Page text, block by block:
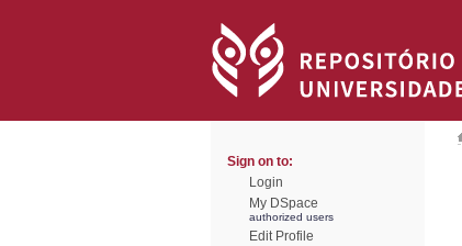
Sign on to:
Login
My DSpace
authorized users
Edit Profile